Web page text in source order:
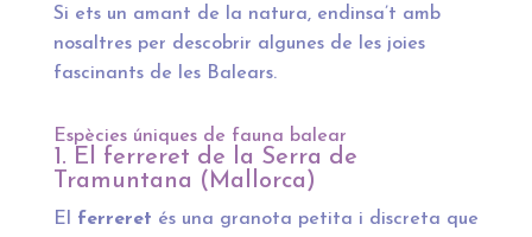
Si ets un amant de la natura, endinsa’t amb
nosaltres per descobrir algunes de les joies
fascinants de les Balears.
Espècies úniques de fauna balear
1. El ferreret de la Serra de
Tramuntana (Mallorca)
El ferreret és una granota petita i discreta que